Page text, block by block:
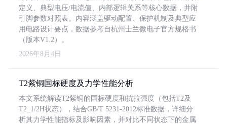
定义、典型电压/电流值、内部逻辑关系等核心数据，并附
引脚参数对照表。内容涵盖驱动配置、保护机制及典型应
用电路设计要点，数据参考自杭州士兰微电子官方规格书
（版本V1.2）。
2026年8月4日
T2紫铜国标硬度及力学性能分析
本文系统解读T2紫铜的国标硬度和抗拉强度（包括T2及
T2_1/2H状态），结合GB/T 5231-2012标准数据，详细分
析其力学性能指标及影响因素，并对比不同状态下的金属